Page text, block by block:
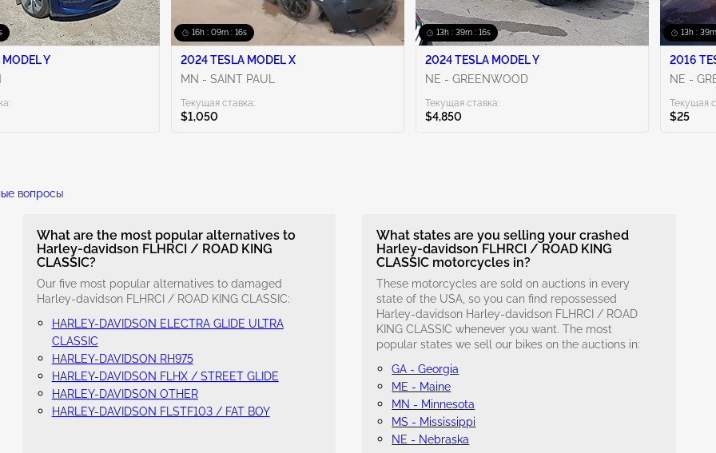
Y
16h : 09m : 15s
2024 TESLA MODEL X
MN - SAINT PAUL
Текущая ставка:
$1,050
13h : 39m : 15s
2024 TESLA MODEL Y
NE - GREENWOOD
Текущая ставка:
$4,850
13h :
NE -
Текущая
$25
вопросы
What are the most popular alternatives to
Harley-davidson FLHRCI / ROAD KING
CLASSIC?
Our five most popular alternatives to damaged
Harley-davidson FLHRCI / ROAD KING CLASSIC:
HARLEY-DAVIDSON ELECTRA GLIDE ULTRA
CLASSIC
HARLEY-DAVIDSON RH975
HARLEY-DAVIDSON FLHX / STREET GLIDE
HARLEY-DAVIDSON OTHER
HARLEY-DAVIDSON FLSTF103 / FAT BOY
What states are you selling your crashed
Harley-davidson FLHRCI / ROAD KING
CLASSIC motorcycles in?
These motorcycles are sold on auctions in every
state of the USA, so you can find repossessed
Harley-davidson Harley-davidson FLHRCI / ROAD
KING CLASSIC whenever you want. The most
popular states we sell our bikes on the auctions in:
GA - Georgia
ME - Maine
MN - Minnesota
MS - Mississippi
NE - Nebraska